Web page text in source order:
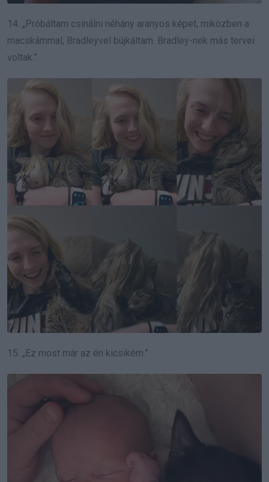
14. „Próbáltam csinálni néhány aranyos képet, miközben a
macskámmal, Bradleyvel bújkáltam. Bradley-nek más tervei
voltak.”
15. „Ez most már az én kicsikém.”